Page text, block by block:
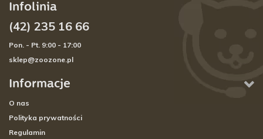
Informacje
O nas
Polityka prywatności
Regulamin
Infolinia
(42) 235 16 66
Pon. - Pt. 9:00 - 17:00
sklep@zoozone.pl